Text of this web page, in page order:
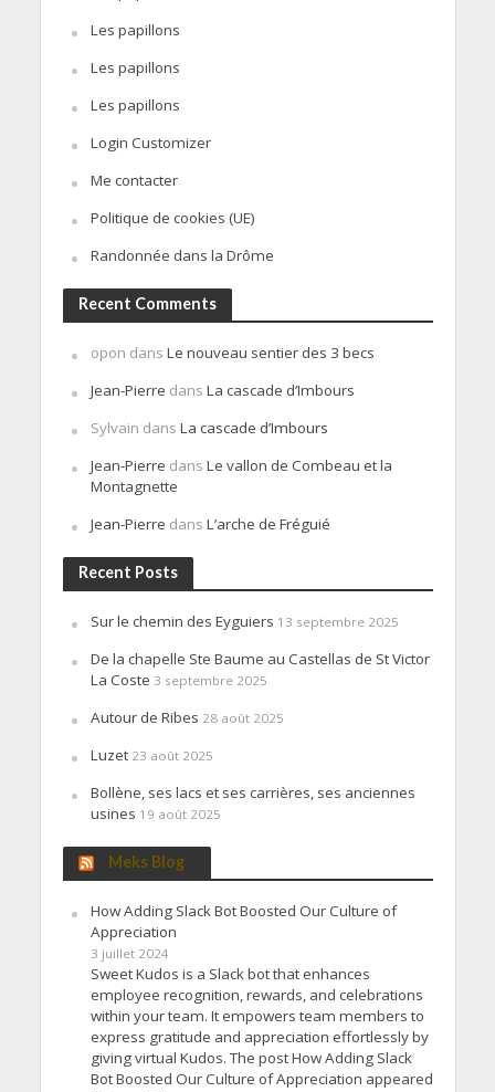
Les papillons
Les papillons
Les papillons
Login Customizer
Me contacter
Politique de cookies (UE)
Randonnée dans la Drôme
Recent Comments
opon dans Le nouveau sentier des 3 becs
Jean-Pierre dans La cascade d’Imbours
Sylvain dans La cascade d’Imbours
Jean-Pierre dans Le vallon de Combeau et la
Montagnette
Jean-Pierre dans L’arche de Fréguié
Recent Posts
Sur le chemin des Eyguiers 13 septembre 2025
De la chapelle Ste Baume au Castellas de St Victor
La Coste 3 septembre 2025
Autour de Ribes 28 août 2025
Luzet 23 août 2025
Bollène, ses lacs et ses carrières, ses anciennes
usines 19 août 2025
Meks Blog
How Adding Slack Bot Boosted Our Culture of
Appreciation
3 juillet 2024
Sweet Kudos is a Slack bot that enhances
employee recognition, rewards, and celebrations
within your team. It empowers team members to
express gratitude and appreciation effortlessly by
giving virtual Kudos. The post How Adding Slack
Bot Boosted Our Culture of Appreciation appeared